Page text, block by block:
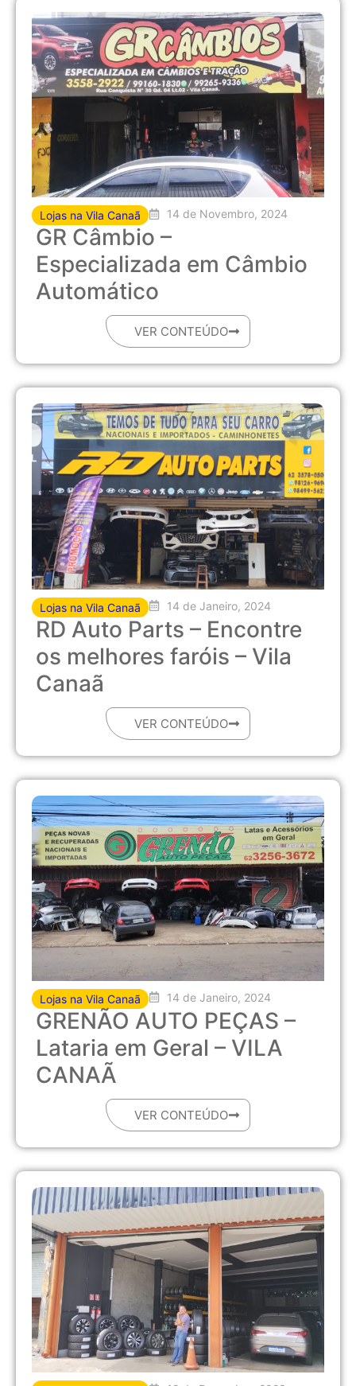
Lojas na Vila Canaã 14 de Novembro, 2024
GR Câmbio –
Especializada em Câmbio
Automático
VER CONTEÚDO
Lojas na Vila Canaã 14 de Janeiro, 2024
RD Auto Parts – Encontre
os melhores faróis – Vila
Canaã
VER CONTEÚDO
Lojas na Vila Canaã 14 de Janeiro, 2024
GRENÃO AUTO PEÇAS –
Lataria em Geral – VILA
CANAÃ
VER CONTEÚDO